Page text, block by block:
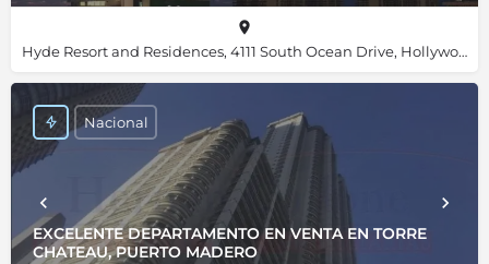
Hyde Resort and Residences, 4111 South Ocean Drive, Hollywood, Florida 33019, Estados Unidos, 25.98667, -80.11892
EXCELENTE DEPARTAMENTO EN VENTA EN TORRE
CHATEAU, PUERTO MADERO
Nacional